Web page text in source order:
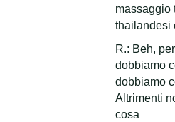
massaggio
thailandesi
R.: Beh,
dobbiamo
dobbiamo
Altrimenti
cosa